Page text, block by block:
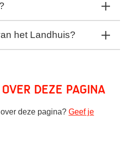
het Landhuis?
deze pagina
deze pagina? Geef je